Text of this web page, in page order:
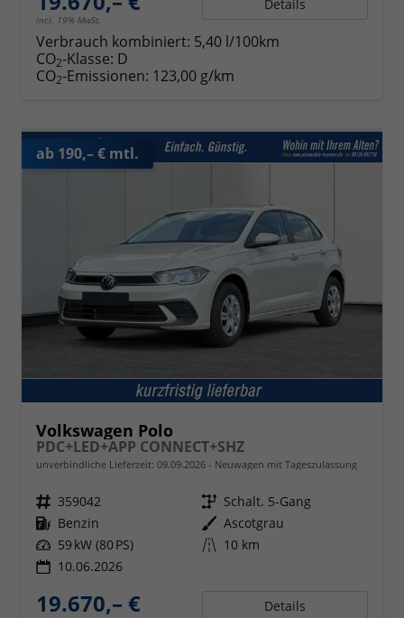
incl. 19% MwSt.
Details
Verbrauch kombiniert: 5,40 l/100km
CO2-Klasse: D
CO2-Emissionen: 123,00 g/km
ab 190,– € mtl.
Volkswagen Polo
PDC+LED+APP CONNECT+SHZ
unverbindliche Lieferzeit: 09.09.2026 Neuwagen mit Tageszulassung
Fahrzeugnr. 359042 Getriebe Schalt. 5-Gang
Kraftstoff Benzin Außenfarbe Ascotgrau
Leistung 59 kW (80 PS) Kilometerstand 10 km
10.06.2026
19.670,– € Details